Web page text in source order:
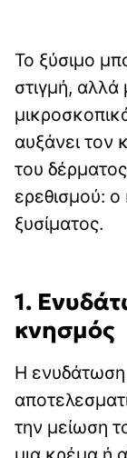
Το ξύσιμο
στιγμή,
αυξάνει τον
του
ερεθισμού:
ξυσίματος.
1.
κνησμός
Η ενυδάτωση
την μείωση